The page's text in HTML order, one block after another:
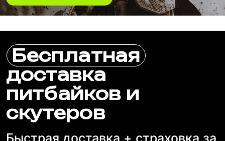
Бесплатная
доставка
питбайков и
скутеров